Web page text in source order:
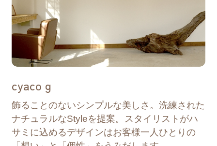
2025/06/09
公園ご利用時のお願い
2025/05/23 お知らせ
フロンティア広場芝生養生実施のお知らせ
2025/05/21 リリース
「こおりやまスポーツフェスタ」開催のお
cyaco g
飾ることのないシンプルな美しさ。洗練された
ナチュラルなStyleを提案。スタイリストがハ
サミに込めるデザインはお客様一人ひとりの